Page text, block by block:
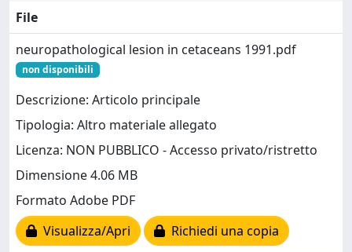
File
neuropathological lesion in cetaceans 1991.pdf
non disponibili
Descrizione: Articolo principale
Tipologia: Altro materiale allegato
Licenza: NON PUBBLICO - Accesso privato/ristretto
Dimensione 4.06 MB
Formato Adobe PDF
Visualizza/Apri
Richiedi una copia